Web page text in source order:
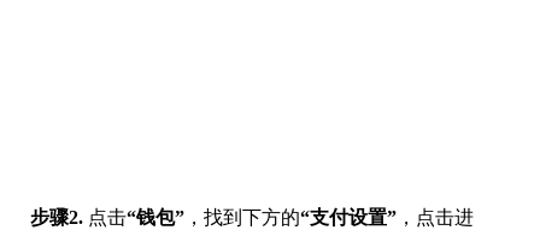
步骤2. 点击“钱包” ，找到下方的“支付设置” ，点击进